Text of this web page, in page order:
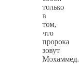
только
в
том,
что
пророка
зовут
Мохаммед.